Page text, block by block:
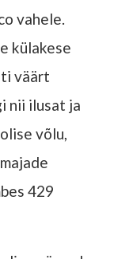
vahele.
külakese
väärt
nii ilusat ja
võlu,
429